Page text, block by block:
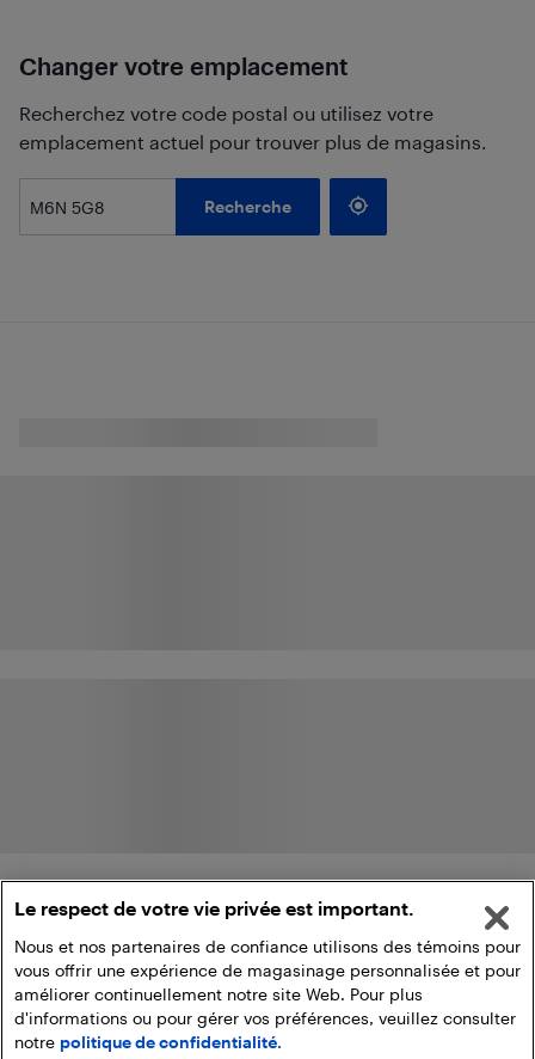
Changer votre emplacement
Recherchez votre code postal ou utilisez votre
emplacement actuel pour trouver plus de magasins.
Recherche
Le respect de votre vie privée est important.
Nous et nos partenaires de confiance utilisons des témoins pour
vous offrir une expérience de magasinage personnalisée et pour
améliorer continuellement notre site Web. Pour plus
d'informations ou pour gérer vos préférences, veuillez consulter
notre politique de confidentialité.